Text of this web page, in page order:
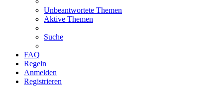
Unbeantwortete Themen
Aktive Themen
Suche
FAQ
Regeln
Anmelden
Registrieren